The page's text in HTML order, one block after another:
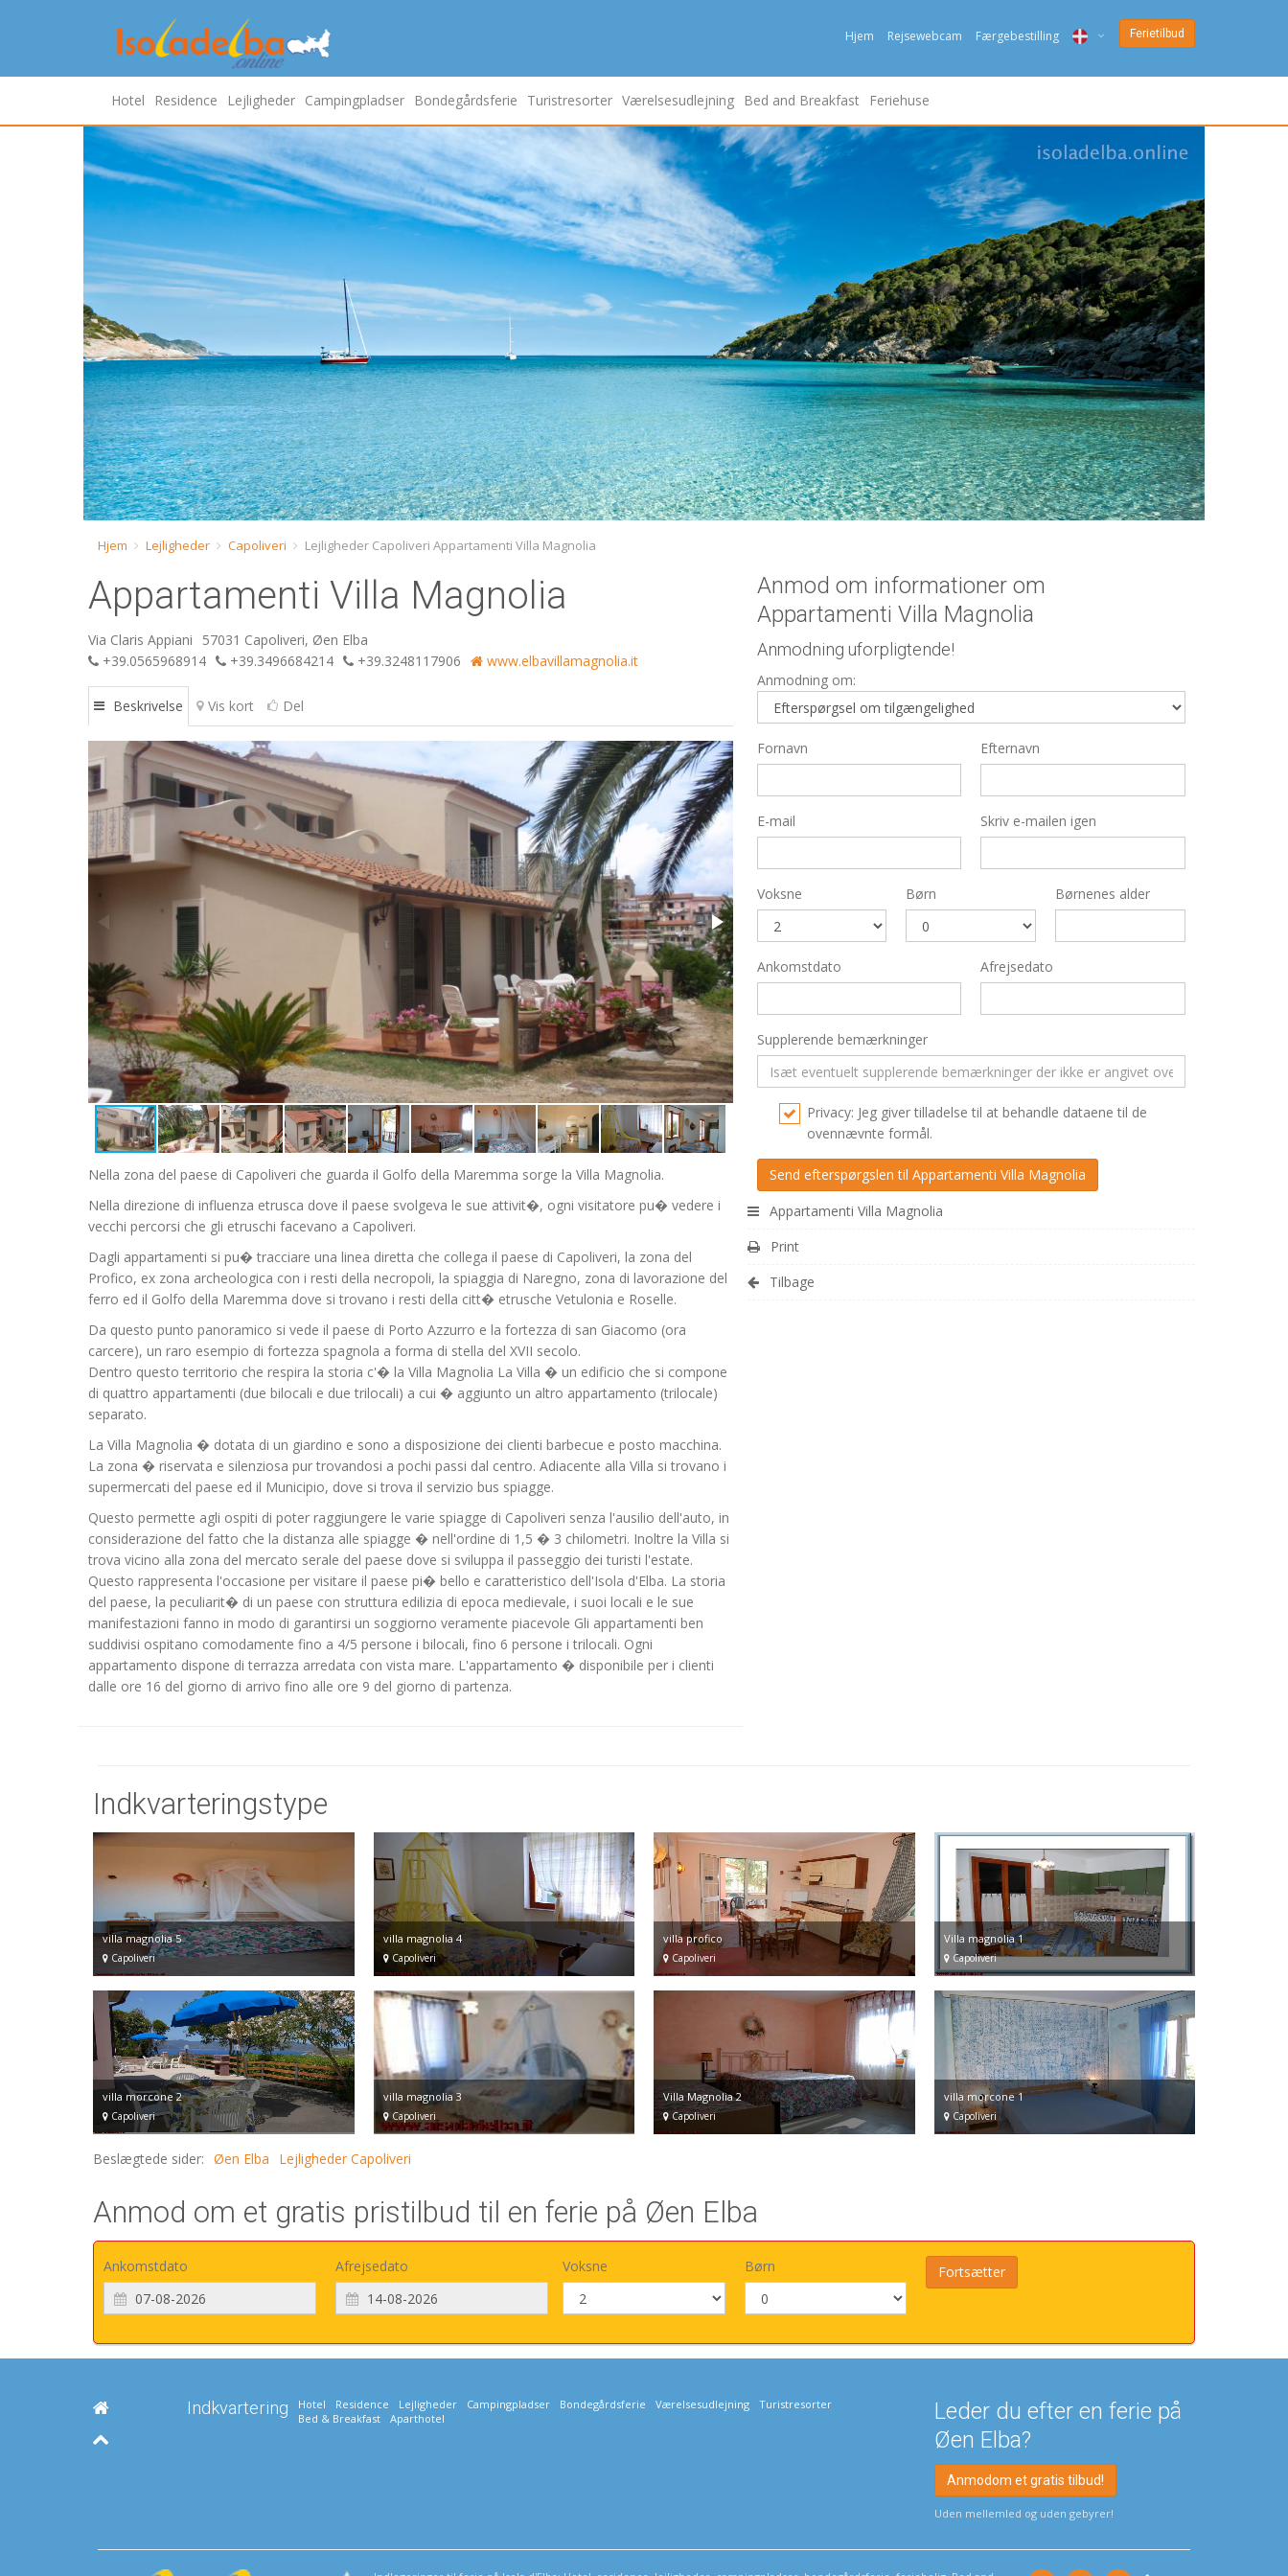
Hjem Rejsewebcam Færgebestilling
ENG
DEU
FRA
PYC
DAN
ESP
SLO
Ferietilbud
Hotel Residence Lejligheder Campingpladser Bondegårdsferie Turistresorter Værelsesudlejning Bed and Breakfast Feriehuse
Hjem Lejligheder Capoliveri Lejligheder Capoliveri Appartamenti Villa Magnolia
Appartamenti Villa Magnolia
Via Claris Appiani
57031 Capoliveri, Øen Elba
+39.0565968914
+39.3496684214 +39.3248117906 www.elbavillamagnolia.it
Beskrivelse Vis kort Del
Nella zona del paese di Capoliveri che guarda il Golfo della Maremma sorge la Villa Magnolia.
Nella direzione di influenza etrusca dove il paese svolgeva le sue attivit�, ogni visitatore pu� vedere i
vecchi percorsi che gli etruschi facevano a Capoliveri.
Dagli appartamenti si pu� tracciare una linea diretta che collega il paese di Capoliveri, la zona del
Profico, ex zona archeologica con i resti della necropoli, la spiaggia di Naregno, zona di lavorazione del
ferro ed il Golfo della Maremma dove si trovano i resti della citt� etrusche Vetulonia e Roselle.
Da questo punto panoramico si vede il paese di Porto Azzurro e la fortezza di san Giacomo (ora
carcere), un raro esempio di fortezza spagnola a forma di stella del XVII secolo.
Dentro questo territorio che respira la storia c'� la Villa Magnolia La Villa � un edificio che si compone
di quattro appartamenti (due bilocali e due trilocali) a cui � aggiunto un altro appartamento (trilocale)
separato.
La Villa Magnolia � dotata di un giardino e sono a disposizione dei clienti barbecue e posto macchina.
La zona � riservata e silenziosa pur trovandosi a pochi passi dal centro. Adiacente alla Villa si trovano i
supermercati del paese ed il Municipio, dove si trova il servizio bus spiagge.
Questo permette agli ospiti di poter raggiungere le varie spiagge di Capoliveri senza l'ausilio dell'auto, in
considerazione del fatto che la distanza alle spiagge � nell'ordine di 1,5 � 3 chilometri. Inoltre la Villa si
trova vicino alla zona del mercato serale del paese dove si sviluppa il passeggio dei turisti l'estate.
Questo rappresenta l'occasione per visitare il paese pi� bello e caratteristico dell'Isola d'Elba. La storia
del paese, la peculiarit� di un paese con struttura edilizia di epoca medievale, i suoi locali e le sue
manifestazioni fanno in modo di garantirsi un soggiorno veramente piacevole Gli appartamenti ben
suddivisi ospitano comodamente fino a 4/5 persone i bilocali, fino 6 persone i trilocali. Ogni
appartamento dispone di terrazza arredata con vista mare. L'appartamento � disponibile per i clienti
dalle ore 16 del giorno di arrivo fino alle ore 9 del giorno di partenza.
Anmod om informationer om
Appartamenti Villa Magnolia
Anmodning uforpligtende!
Anmodning om:
Fornavn Efternavn
E-mail Skriv e-mailen igen
Voksne Børn Børnenes alder
Ankomstdato Afrejsedato
Supplerende bemærkninger
Privacy: Jeg giver tilladelse til at behandle dataene til de
ovennævnte formål.
Appartamenti Villa Magnolia
Print
Tilbage
Indkvarteringstype
villa magnolia 5
Capoliveri
villa magnolia 4
Capoliveri
villa profico
Capoliveri
Villa magnolia 1
Capoliveri
villa morcone 2
Capoliveri
villa magnolia 3
Capoliveri
Villa Magnolia 2
Capoliveri
villa morcone 1
Capoliveri
Beslægtede sider: Øen Elba Lejligheder Capoliveri
Anmod om et gratis pristilbud til en ferie på Øen Elba
Ankomstdato Afrejsedato Voksne Børn
Indkvartering Hotel Residence Lejligheder Campingpladser Bondegårdsferie Værelsesudlejning
Turistresorter
Bed & Breakfast
Aparthotel
Leder du efter en ferie på
Øen Elba?
Anmodom et gratis tilbud!
Uden mellemled og uden gebyrer!